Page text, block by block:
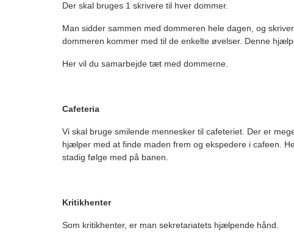
Der skal bruges 1 skrivere til hver dommer.
Man sidder sammen med dommeren hele dagen, og
dommeren kommer med til de enkelte øvelser. Denne
Her vil du samarbejde tæt med dommerne.
Cafeteria
Vi skal bruge smilende mennesker til cafeteriet. Der er
hjælper med at finde maden frem og ekspedere i cafeen.
stadig følge med på banen.
Kritikhenter
Som kritikhenter, er man sekretariatets hjælpende hånd.